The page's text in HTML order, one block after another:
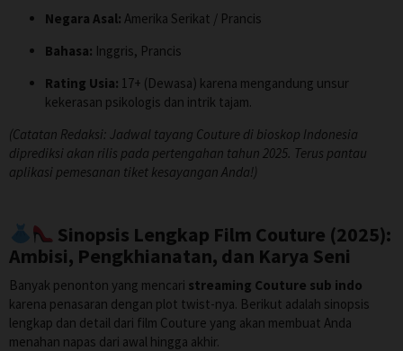
Negara Asal: Amerika Serikat / Prancis
Bahasa: Inggris, Prancis
Rating Usia: 17+ (Dewasa) karena mengandung unsur
kekerasan psikologis dan intrik tajam.
(Catatan Redaksi: Jadwal tayang Couture di bioskop Indonesia
diprediksi akan rilis pada pertengahan tahun 2025. Terus pantau
aplikasi pemesanan tiket kesayangan Anda!)
Sinopsis Lengkap Film Couture (2025):
Ambisi, Pengkhianatan, dan Karya Seni
Banyak penonton yang mencari streaming Couture sub indo
karena penasaran dengan plot twist-nya. Berikut adalah sinopsis
lengkap dan detail dari film Couture yang akan membuat Anda
menahan napas dari awal hingga akhir.